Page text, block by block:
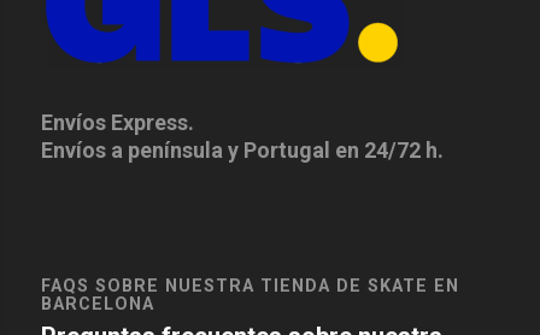
Envíos Express.
Envíos a península y Portugal en 24/72 h.
FAQS SOBRE NUESTRA TIENDA DE SKATE EN
BARCELONA